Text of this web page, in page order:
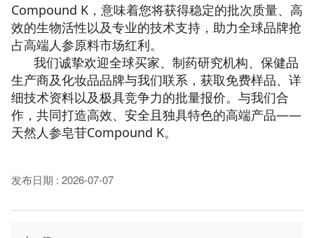
Compound K，意味着您将获得稳定的批次质量、高
效的生物活性以及专业的技术支持，助力全球品牌抢
占高端人参原料市场红利。
我们诚挚欢迎全球买家、制药研究机构、保健品
生产商及化妆品品牌与我们联系，获取免费样品、详
细技术资料以及极具竞争力的批量报价。与我们合
作，共同打造高效、安全且独具特色的高端产品——
天然人参皂苷Compound K。
发布日期 : 2026-07-07